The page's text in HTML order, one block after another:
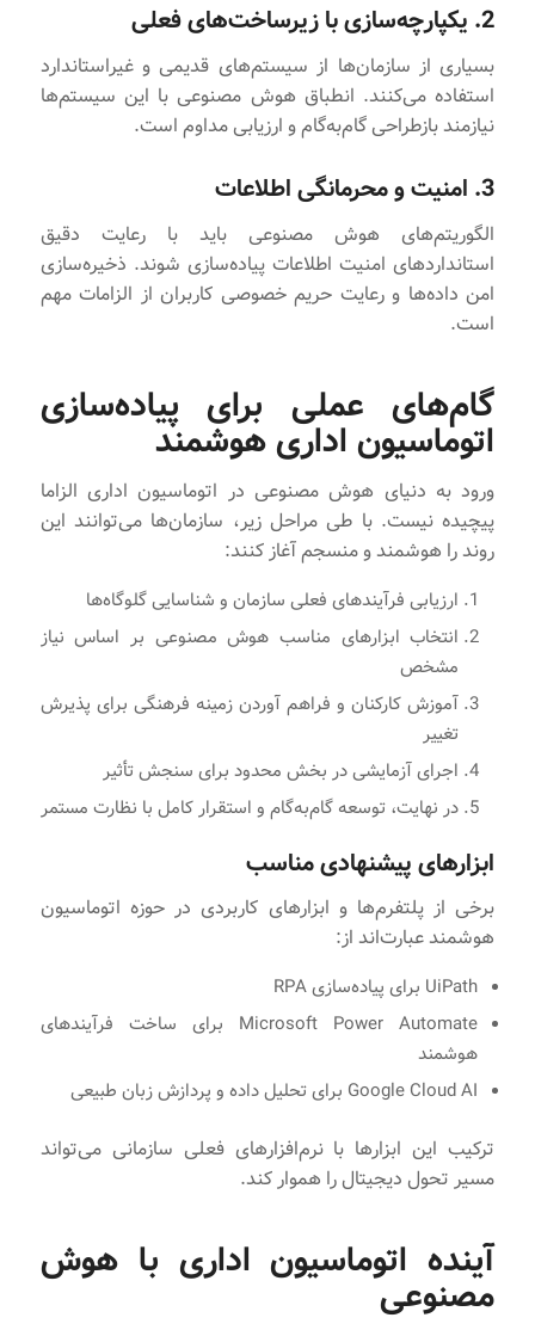
2. یکپارچه‌سازی با زیرساخت‌های فعلی
بسیاری از سازمان‌ها از سیستم‌های قدیمی و غیراستاندارد
استفاده می‌کنند. انطباق هوش مصنوعی با این سیستم‌ها
نیازمند بازطراحی گام‌به‌گام و ارزیابی مداوم است.
3. امنیت و محرمانگی اطلاعات
الگوریتم‌های هوش مصنوعی باید با رعایت دقیق
استانداردهای امنیت اطلاعات پیاده‌سازی شوند. ذخیره‌سازی
امن داده‌ها و رعایت حریم خصوصی کاربران از الزامات مهم
است.
گام‌های عملی برای پیاده‌سازی
اتوماسیون اداری هوشمند
ورود به دنیای هوش مصنوعی در اتوماسیون اداری الزاما
پیچیده نیست. با طی مراحل زیر، سازمان‌ها می‌توانند این
روند را هوشمند و منسجم آغاز کنند:
ارزیابی فرآیندهای فعلی سازمان و شناسایی گلوگاه‌ها
انتخاب ابزارهای مناسب هوش مصنوعی بر اساس نیاز
مشخص
آموزش کارکنان و فراهم آوردن زمینه فرهنگی برای پذیرش
تغییر
اجرای آزمایشی در بخش محدود برای سنجش تأثیر
در نهایت، توسعه گام‌به‌گام و استقرار کامل با نظارت مستمر
ابزارهای پیشنهادی مناسب
برخی از پلتفرم‌ها و ابزارهای کاربردی در حوزه اتوماسیون
هوشمند عبارت‌اند از:
UiPath برای پیاده‌سازی RPA
Microsoft Power Automate برای ساخت فرآیندهای
هوشمند
Google Cloud AI برای تحلیل داده و پردازش زبان طبیعی
ترکیب این ابزارها با نرم‌افزارهای فعلی سازمانی می‌تواند
مسیر تحول دیجیتال را هموار کند.
آینده اتوماسیون اداری با هوش
مصنوعی